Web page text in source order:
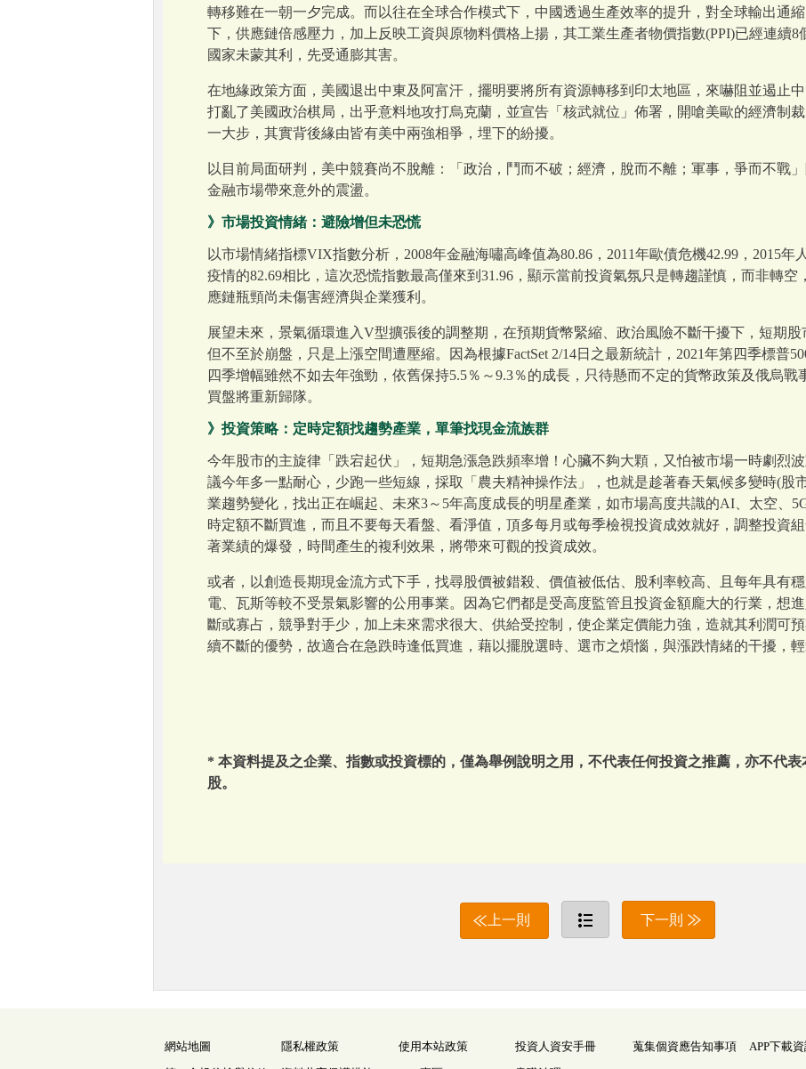
轉移難在一朝一夕完成。而以往在全球合作模式下，中國透過生產效率的提升，對全球輸出通
下，供應鏈倍感壓力，加上反映工資與原物料價格上揚，其工業生產者物價指數(PPI)已經連續8
國家未蒙其利，先受通膨其害。
在地緣政策方面，美國退出中東及阿富汗，擺明要將所有資源轉移到印太地區，來嚇阻並遏止
打亂了美國政治棋局，出乎意料地攻打烏克蘭，並宣告「核武就位」佈署，開嗆美歐的經濟制
一大步，其實背後緣由皆有美中兩強相爭，埋下的紛擾。
以目前局面研判，美中競賽尚不脫離：「政治，鬥而不破；經濟，脫而不離；軍事，爭而不戰
金融市場帶來意外的震盪。
》市場投資情緒：避險增但未恐慌
以市場情緒指標VIX指數分析，2008年金融海嘯高峰值為80.86，2011年歐債危機42.99，2015年
疫情的82.69相比，這次恐慌指數最高僅來到31.96，顯示當前投資氣氛只是轉趨謹慎，而非轉
應鏈瓶頸尚未傷害經濟與企業獲利。
展望未來，景氣循環進入V型擴張後的調整期，在預期貨幣緊縮、政治風險不斷干擾下，短期股
但不至於崩盤，只是上漲空間遭壓縮。因為根據FactSet 2/14日之最新統計，2021年第四季標普
四季增幅雖然不如去年強勁，依舊保持5.5％～9.3％的成長，只待懸而不定的貨幣政策及俄烏戰
買盤將重新歸隊。
》投資策略：定時定額找趨勢產業，單筆找現金流族群
今年股市的主旋律「跌宕起伏」，短期急漲急跌頻率增！心臟不夠大顆，又怕被市場一時劇烈
議今年多一點耐心，少跑一些短線，採取「農夫精神操作法」，也就是趁著春天氣候多變時(股
業趨勢變化，找出正在崛起、未來3～5年高度成長的明星產業，如市場高度共識的AI、太空、
時定額不斷買進，而且不要每天看盤、看淨值，頂多每月或每季檢視投資成效就好，調整投資
著業績的爆發，時間產生的複利效果，將帶來可觀的投資成效。
或者，以創造長期現金流方式下手，找尋股價被錯殺、價值被低估、股利率較高、且每年具有穩
電、瓦斯等較不受景氣影響的公用事業。因為它們都是受高度監管且投資金額龐大的行業，想
斷或寡占，競爭對手少，加上未來需求很大、供給受控制，使企業定價能力強，造就其利潤可
續不斷的優勢，故適合在急跌時逢低買進，藉以擺脫選時、選市之煩惱，與漲跌情緒的干擾，輕
* 本資料提及之企業、指數或投資標的，僅為舉例說明之用，不代表任何投資之推薦，亦不代
股。
上一則 下一則
網站地圖 隱私權政策 使用本站政策 投資人資安手冊 蒐集個資應告知事項
APP下載